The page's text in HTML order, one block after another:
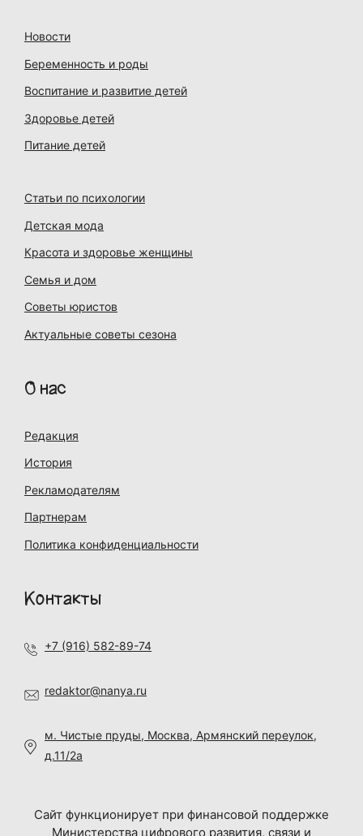
Новости
Беременность и роды
Воспитание и развитие детей
Здоровье детей
Питание детей
Статьи по психологии
Детская мода
Красота и здоровье женщины
Семья и дом
Советы юристов
Актуальные советы сезона
О нас
Редакция
История
Рекламодателям
Партнерам
Политика конфиденциальности
Контакты
+7 (916) 582-89-74
redaktor@nanya.ru
м. Чистые пруды, Москва, Армянский переулок,
д.11/2а
Сайт функционирует при финансовой поддержке
Министерства цифрового развития, связи и